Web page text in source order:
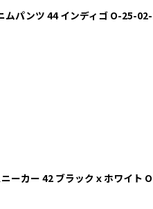
ムパンツ 44 インディゴ O-25-
ニーカー 42 ブラックｘホワイ